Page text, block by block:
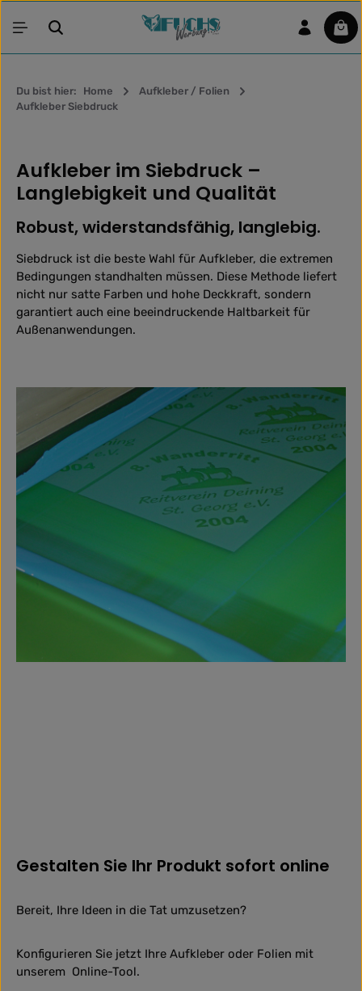
Zum Hauptinhalt springen
Du bist hier: Home
Aufkleber / Folien
Aufkleber Siebdruck
Aufkleber im Siebdruck –
Langlebigkeit und Qualität
Robust, widerstandsfähig, langlebig.
Siebdruck ist die beste Wahl für Aufkleber, die extremen
Bedingungen standhalten müssen. Diese Methode liefert
nicht nur satte Farben und hohe Deckkraft, sondern
garantiert auch eine beeindruckende Haltbarkeit für
Außenanwendungen.
Gestalten Sie Ihr Produkt sofort online
Bereit, Ihre Ideen in die Tat umzusetzen?
Konfigurieren Sie jetzt Ihre Aufkleber oder Folien mit
unserem Online-Tool.